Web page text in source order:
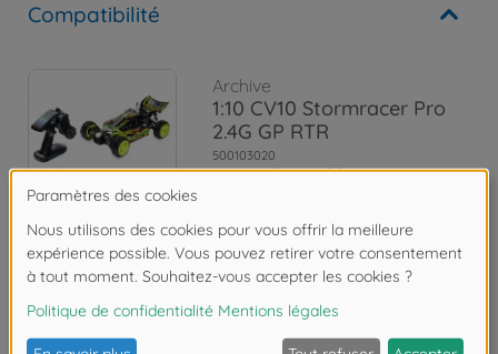
Compatibilité
Archive
1:10 CV10 Stormracer Pro
2.4G GP RTR
500103020
Non disponible
Les avis
FAQ